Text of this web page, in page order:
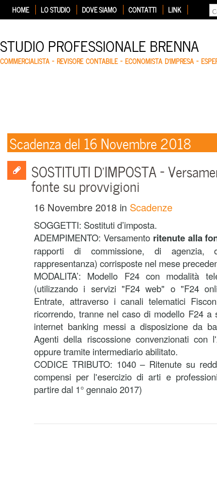
HOME LO STUDIO DOVE SIAMO CONTATTI LINK
STUDIO PROFESSIONALE BRENNA
COMMERCIALISTA – REVISORE CONTABILE – ECONOMISTA D'IMPRESA –
Scadenza del 16 Novembre 2018
SOSTITUTI D’IMPOSTA –
fonte su provvigioni
16 Novembre 2018 in Scadenze
SOGGETTI: Sostituti d’imposta.
ADEMPIMENTO: Versamentoritenute alla
rapporti di commissione, di
rappresentanza) corrisposte nel mese
MODALITA’: Modello F24 con modalità
(utilizzando i servizi "F24 web" o "F24
Entrate, attraverso i canali telematici
ricorrendo, tranne nel caso di modello F24
internet banking messi a disposizione da
Agenti della riscossione convenzionati con
oppure tramite intermediario abilitato.
CODICE TRIBUTO: 1040 – Ritenute su
compensi per l'esercizio di arti e
partire dal 1° gennaio 2017)